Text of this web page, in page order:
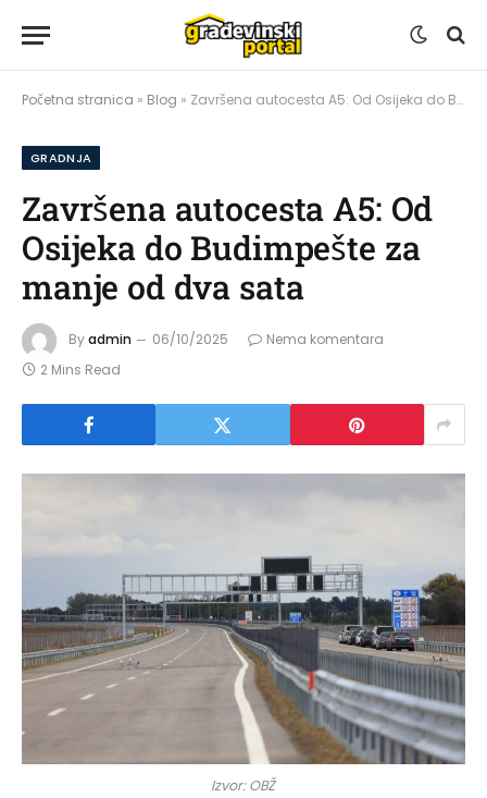
Početna stranica » Blog » Završena autocesta A5: Od Osijeka do Budimpešte za manje od dva sata
GRADNJA
Završena autocesta A5: Od
Osijeka do Budimpešte za
manje od dva sata
Byadmin 06/10/2025
Nema komentara
2 Mins Read
Izvor: OBŽ